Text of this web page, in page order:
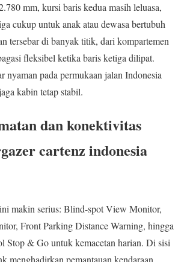
mm, kursi baris kedua masih leluasa,
cukup untuk anak atau dewasa bertubuh
tersebar di banyak titik, dari kompartemen
fleksibel ketika baris ketiga dilipat.
nyaman pada permukaan jalan Indonesia
kabin tetap stabil.
dan konektivitas
cartenz indonesia
makin serius: Blind-spot View Monitor,
Front Parking Distance Warning, hingga
Stop & Go untuk kemacetan harian. Di sisi
menghadirkan pemantauan kendaraan,